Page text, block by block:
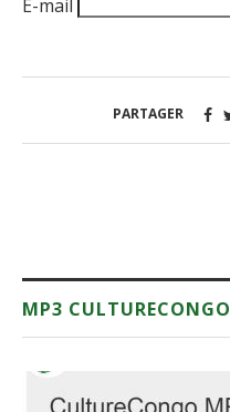
E-mail
PARTAGER
MP3 CULTURECONGO